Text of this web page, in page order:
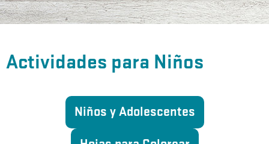
Actividades para Niños
Niños y Adolescentes